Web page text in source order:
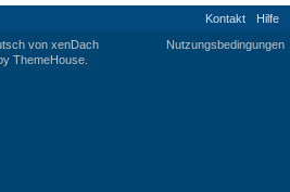
Kontakt
Hilfe
Nutzungsbedingungen
von xenDach
ThemeHouse